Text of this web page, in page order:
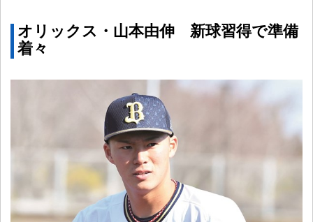
オリックス・山本由伸 新球習得で準備
着々